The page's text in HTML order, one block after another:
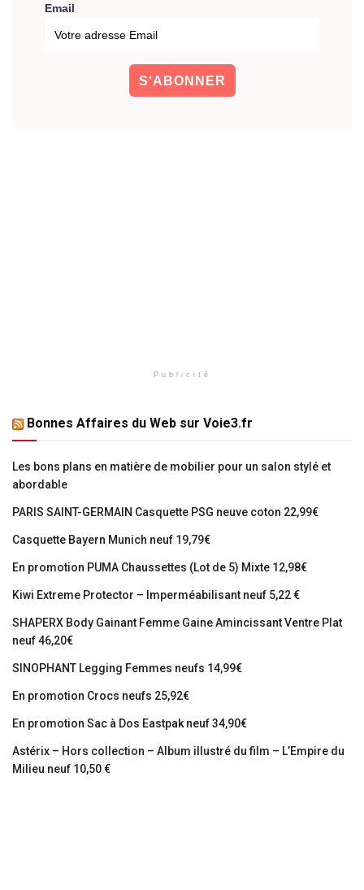
Email
Publicité
Bonnes Affaires du Web sur Voie3.fr
Les bons plans en matière de mobilier pour un salon stylé et
abordable
PARIS SAINT-GERMAIN Casquette PSG neuve coton 22,99€
Casquette Bayern Munich neuf 19,79€
En promotion PUMA Chaussettes (Lot de 5) Mixte 12,98€
Kiwi Extreme Protector – Imperméabilisant neuf 5,22 €
SHAPERX Body Gainant Femme Gaine Amincissant Ventre Plat
neuf 46,20€
SINOPHANT Legging Femmes neufs 14,99€
En promotion Crocs neufs 25,92€
En promotion Sac à Dos Eastpak neuf 34,90€
Astérix – Hors collection – Album illustré du film – L’Empire du
Milieu neuf 10,50 €